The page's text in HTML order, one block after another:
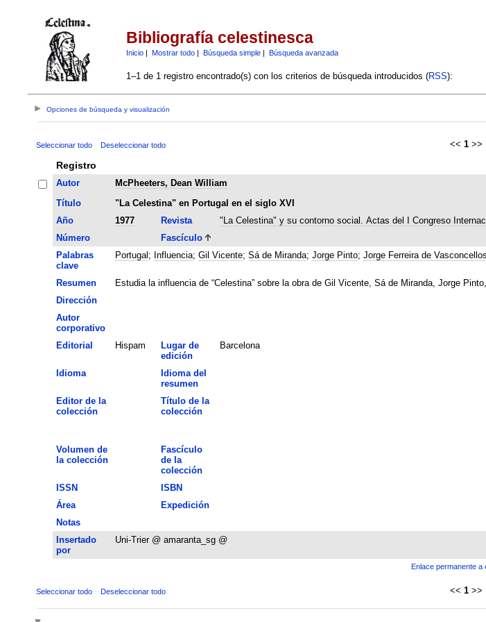
Bibliografía celestinesca
Inicio| Mostrar todo| Búsqueda simple| Búsqueda avanzada
1–1 de 1 registro encontrado(s) con los criterios de búsqueda introducidos (RSS):
Opciones de búsqueda y visualización
Seleccionar todo Deseleccionar todo << 1 >>
Registro
Autor
McPheeters, Dean William
Título
"La Celestina" en Portugal en el siglo XVI
Año
1977 Revista "La Celestina" y su contorno social. Actas del I Congreso
Número
Fascículo
Palabras
clave
Portugal ; Influencia; Gil Vicente; Sá de Miranda; Jorge Pinto; Jorge Ferreira de Vasconcellos
Resumen
Estudia la influencia de “Celestina” sobre la obra de Gil Vicente, Sá de Miranda, Jorge
Dirección
Autor
corporativo
Editorial Hispam
Lugar de
edición
Barcelona
Idioma
Idioma del
resumen
Editor de la
colección
Título de la
colección
Volumen de
la colección
Fascículo
de la
colección
ISSN ISBN
Área
Expedición
Notas
Insertado
por
Uni-Trier @ amaranta_sg @
Enlace permanente a
Seleccionar todo Deseleccionar todo << 1 >>